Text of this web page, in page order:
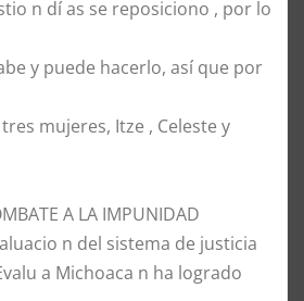
n dí as se reposiciono , por lo
y puede hacerlo, así que por
mujeres, Itze , Celeste y
A LA IMPUNIDAD
n del sistema de justicia
a Michoaca n ha logrado